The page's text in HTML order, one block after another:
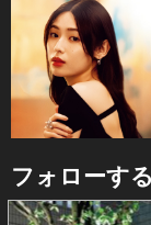
フォローする